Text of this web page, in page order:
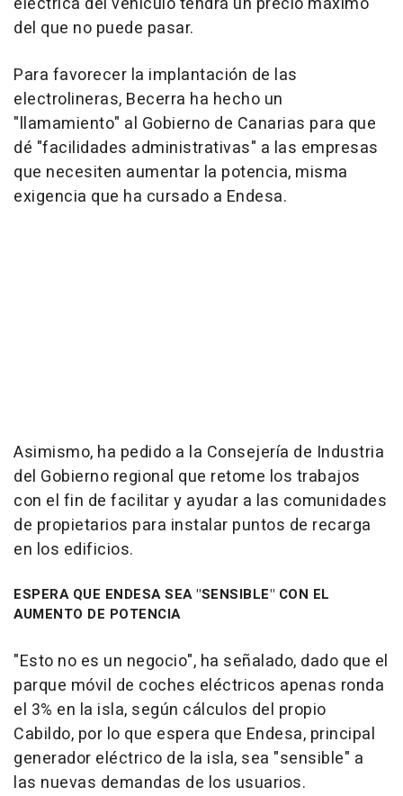
del que no puede pasar.
Para favorecer la implantación de las
electrolineras, Becerra ha hecho un
"llamamiento" al Gobierno de Canarias para que
dé "facilidades administrativas" a las empresas
que necesiten aumentar la potencia, misma
exigencia que ha cursado a Endesa.
Asimismo, ha pedido a la Consejería de Industria
del Gobierno regional que retome los trabajos
con el fin de facilitar y ayudar a las comunidades
de propietarios para instalar puntos de recarga
en los edificios.
ESPERA QUE ENDESA SEA "SENSIBLE" CON EL
AUMENTO DE POTENCIA
"Esto no es un negocio", ha señalado, dado que el
parque móvil de coches eléctricos apenas ronda
el 3% en la isla, según cálculos del propio
Cabildo, por lo que espera que Endesa, principal
generador eléctrico de la isla, sea "sensible" a
las nuevas demandas de los usuarios.